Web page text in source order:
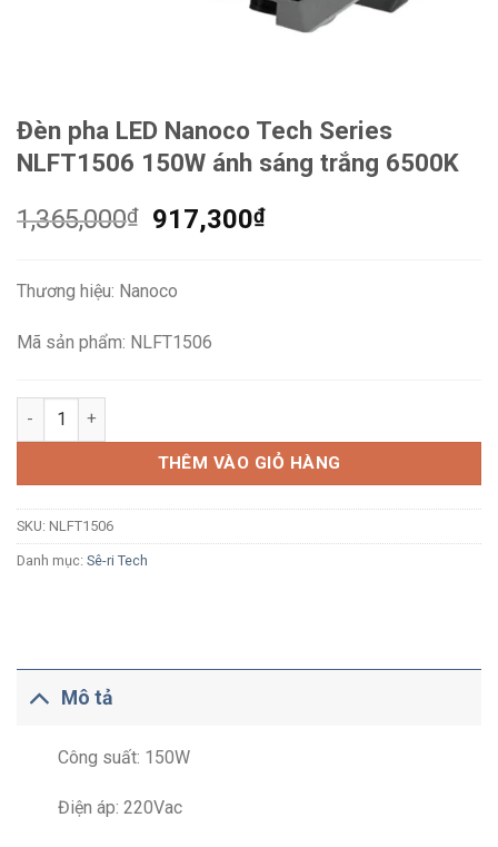
Đèn pha LED Nanoco Tech Series
NLFT1506 150W ánh sáng trắng 6500K
1,365,000₫
Giá
1,365,000₫.
917,300₫Giá
Thương hiệu: Nanoco
Mã sản phẩm: NLFT1506
Đèn pha LED Nanoco Tech Series NLFT1506 150W ánh sáng
THÊM VÀO GIỎ HÀNG
SKU: NLFT1506
Danh mục: Sê-ri Tech
Mô tả
Công suất: 150W
Điện áp: 220Vac